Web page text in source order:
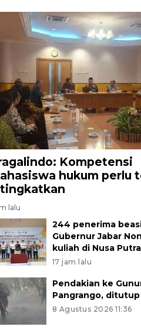
Kompetensi
hukum perlu
lalu
244 penerima
Gubernur Jabar
kuliah di Nusa
17 jam lalu
Pendakian ke
Pangrango, ditutup
8 Agustus 2026 11:36